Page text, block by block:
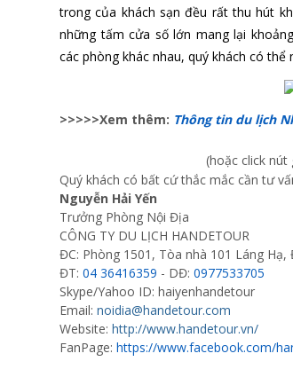
trong của khách sạn đều rất thu hút
những tấm cửa số lớn mang lại
các phòng khác nhau, quý khách có
>>>>>Xem thêm: Thông tin du lịch
(hoặc click nút
Quý khách có bất cứ thắc mắc cần tư
Nguyễn Hải Yến
Trưởng Phòng Nội Địa
CÔNG TY DU LỊCH HANDETOUR
ĐC: Phòng 1501, Tòa nhà 101 Láng
ĐT: 04 36416359 - DĐ: 0977533705
Skype/Yahoo ID: haiyenhandetour
Email: noidia@handetour.com
Website: http://www.handetour.vn/
FanPage: https://www.facebook.com/